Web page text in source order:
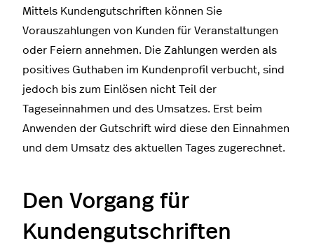
Mittels Kundengutschriften können Sie
Vorauszahlungen von Kunden für Veranstaltungen
oder Feiern annehmen. Die Zahlungen werden als
positives Guthaben im Kundenprofil verbucht, sind
jedoch bis zum Einlösen nicht Teil der
Tageseinnahmen und des Umsatzes. Erst beim
Anwenden der Gutschrift wird diese den Einnahmen
und dem Umsatz des aktuellen Tages zugerechnet.
Den Vorgang für
Kundengutschriften